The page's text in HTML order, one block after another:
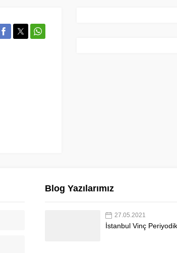
Blog Yazılarımız
27.05.2021
İstanbul Vinç